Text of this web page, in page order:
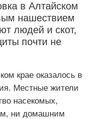
в Алтайском
нашествием
людей и скот,
почти не
крае оказалось в
Местные жители
насекомых,
ни домашним